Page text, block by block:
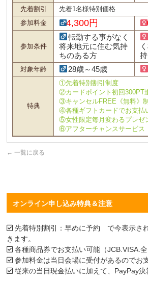
先着割引
先着1名様特別価格
参加料金
4,300円
参加条件
転勤する事がなく
将来地元に住む気持
ちのある方
対象年齢 28歳～45歳
特典
①先着特別割引制度
②カードポイント初回300PT
③キャンセルFREE《無料》
④各種ギフトカードでお支払
⑤女性限定毎月変わるプレゼ
⑥アフターチャンスサービス
← 一覧に戻る
オンライン申し込み特典＆注意
先着特別割引：早めに予約 で今表示さ
きます。
各種商品券でお支払い可能（JCB.VISA.
参加料金は当日会場に受付があるのでお
従来の当日現金払いに加えて、PayPay決